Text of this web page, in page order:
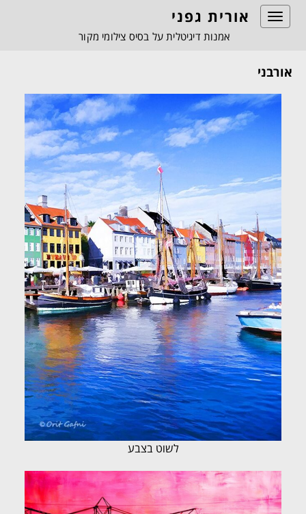
Toggle
navigation
אורית גפני
אמנות דיגיטלית על בסיס צילומי מקור
אורבני
לשוט בצבע